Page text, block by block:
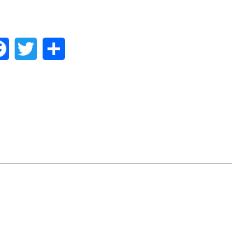
F
o
T